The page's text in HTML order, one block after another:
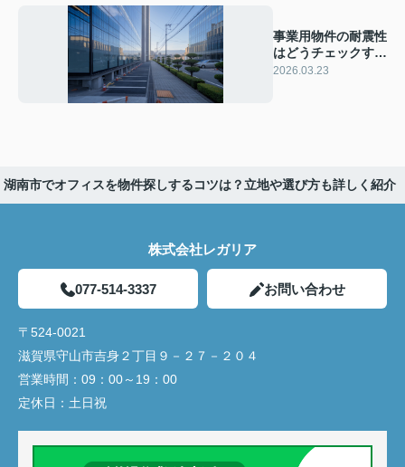
事業用物件の耐震性
はどうチェックす
る？防災対策や地震
2026.03.23
湖南市でオフィスを物件探しするコツは？立地や選び方も詳しく紹介
株式会社レガリア
077-514-3337 お問い合わせ
〒524-0021
滋賀県守山市吉身２丁目９－２７－２０４
営業時間： 09：00～19：00
定休日： 土日祝